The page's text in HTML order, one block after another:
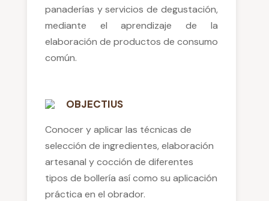
panaderías y servicios de degustación,
mediante el aprendizaje de la
elaboración de productos de consumo
común.
OBJECTIUS
Conocer y aplicar las técnicas de
selección de ingredientes, elaboración
artesanal y cocción de diferentes
tipos de bollería así como su aplicación
práctica en el obrador.